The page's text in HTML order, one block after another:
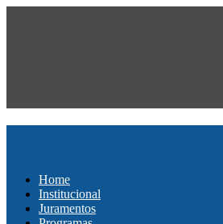
Home
Institucional
Juramentos